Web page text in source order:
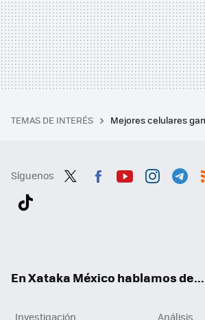
TEMAS DE INTERÉS Mejores celulares
Síguenos
En Xataka México hablamos de...
Investigación
Análisis